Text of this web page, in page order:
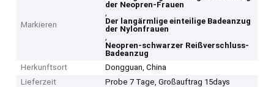
Markieren
der Neopren-Frauen
,
Der langärmlige einteilige Badeanzug
der Nylonfrauen
,
Neopren-schwarzer Reißverschluss-
Badeanzug
Herkunftsort
Dongguan, China
Lieferzeit
Probe 7 Tage, Großauftrag 15days